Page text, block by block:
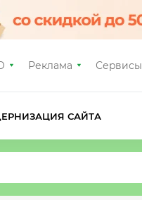
Реклама Сервисы
САЙТА